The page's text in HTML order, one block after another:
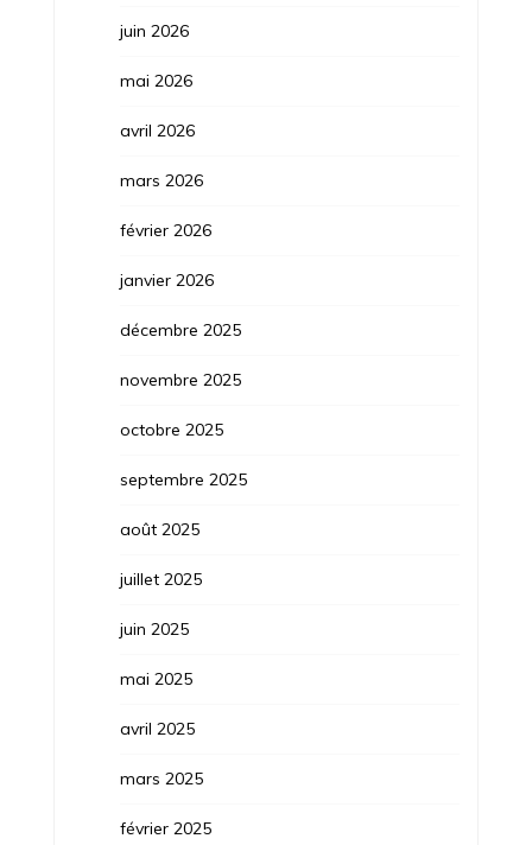
juin 2026
mai 2026
avril 2026
mars 2026
février 2026
janvier 2026
décembre 2025
novembre 2025
octobre 2025
septembre 2025
août 2025
juillet 2025
juin 2025
mai 2025
avril 2025
mars 2025
février 2025